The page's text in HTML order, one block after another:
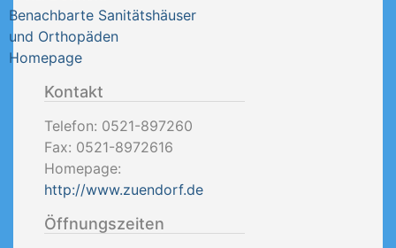
Benachbarte Sanitätshäuser
und Orthopäden
Homepage
Kontakt
Telefon: 0521-897260
Fax: 0521-8972616
Homepage:
http://www.zuendorf.de
Öffnungszeiten